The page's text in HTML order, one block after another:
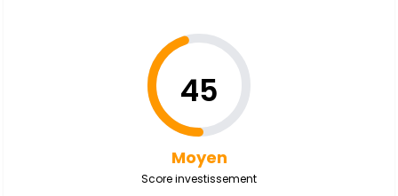
45
Moyen
Score investissement